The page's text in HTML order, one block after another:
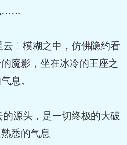
……
！模糊之中，仿佛隐约看
魔影，坐在冰冷的王座之
息。
源头，是一切终极的大破
悉的气息